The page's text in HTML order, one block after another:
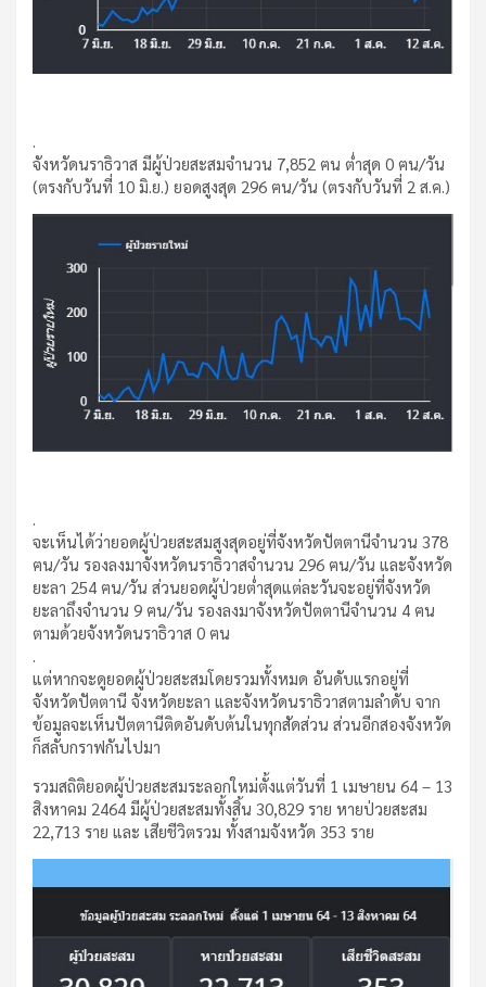
.
จังหวัดนราธิวาส มีผู้ป่วยสะสมจำนวน 7,852 ฅน ต่ำสุด 0 ฅน/วัน
(ตรงกับวันที่ 10 มิ.ย.) ยอดสูงสุด 296 ฅน/วัน (ตรงกับวันที่ 2 ส.ค.)
.
จะเห็นได้ว่ายอดผู้ป่วยสะสมสูงสุดอยู่ที่จังหวัดปัตตานีจำนวน 378
ฅน/วัน รองลงมาจังหวัดนราธิวาสจำนวน 296 ฅน/วัน และจังหวัด
ยะลา 254 ฅน/วัน ส่วนยอดผู้ป่วยต่ำสุดแต่ละวันจะอยู่ที่จังหวัด
ยะลาถึงจำนวน 9 ฅน/วัน รองลงมาจังหวัดปัตตานีจำนวน 4 ฅน
ตามด้วยจังหวัดนราธิวาส 0 ฅน
.
แต่หากจะดูยอดผู้ป่วยสะสมโดยรวมทั้งหมด อันดับแรกอยู่ที่
จังหวัดปัตตานี จังหวัดยะลา และจังหวัดนราธิวาสตามลำดับ จาก
ข้อมูลจะเห็นปัตตานีติดอันดับต้นในทุกสัดส่วน ส่วนอีกสองจังหวัด
ก็สลับกราฟกันไปมา
รวมสถิติยอดผู้ป่วยสะสมระลอกใหม่ตั้งแต่วันที่ 1 เมษายน 64 – 13
สิงหาคม 2464 มีผู้ป่วยสะสมทั้งสิ้น 30,829 ราย หายป่วยสะสม
22,713 ราย และ เสียชีวิตรวม ทั้งสามจังหวัด 353 ราย